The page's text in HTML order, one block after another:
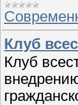
Клуб
Клуб